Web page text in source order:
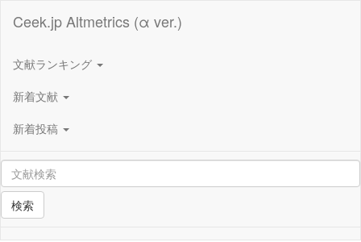
Ceek.jp Altmetrics (α ver.)
文献ランキング
新着文献
新着投稿
検索